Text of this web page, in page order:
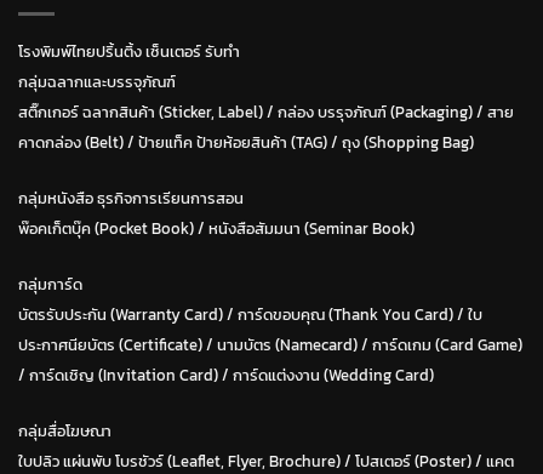
โรงพิมพ์ไทยปริ้นติ้ง เซ็นเตอร์ รับทำ
กลุ่มฉลากและบรรจุภัณฑ์
สติ๊กเกอร์ ฉลากสินค้า (Sticker, Label)/ กล่อง บรรุจภัณฑ์ (Packaging)/ สาย
คาดกล่อง (Belt)/ ป้ายแท็ค ป้ายห้อยสินค้า (TAG)/ ถุง (Shopping Bag)
กลุ่มหนังสือ ธุรกิจการเรียนการสอน
พ๊อคเก็ตบุ๊ค (Pocket Book)/ หนังสือสัมมนา (Seminar Book)
กลุ่มการ์ด
บัตรรับประกัน (Warranty Card)/ การ์ดขอบคุณ (Thank You Card)/ ใบ
ประกาศนียบัตร (Certificate)/ นามบัตร (Namecard)/ การ์ดเกม (Card Game)
/ การ์ดเชิญ (Invitation Card)/ การ์ดแต่งงาน (Wedding Card)
กลุ่มสื่อโฆษณา
ใบปลิว แผ่นพับ โบรชัวร์ (Leaflet, Flyer, Brochure)/ โปสเตอร์ (Poster) / แคต